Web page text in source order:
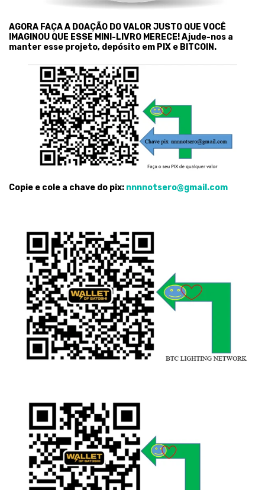
AGORA FAÇA A DOAÇÃO DO VALOR JUSTO QUE VOCÊ
IMAGINOU QUE ESSE MINI-LIVRO MERECE! Ajude-nos a
manter esse projeto, depósito em PIX e BITCOIN.
Copie e cole a chave do pix: nnnnotsero@gmail.com